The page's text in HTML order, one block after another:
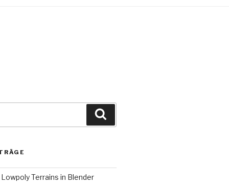
Terrains in Blender